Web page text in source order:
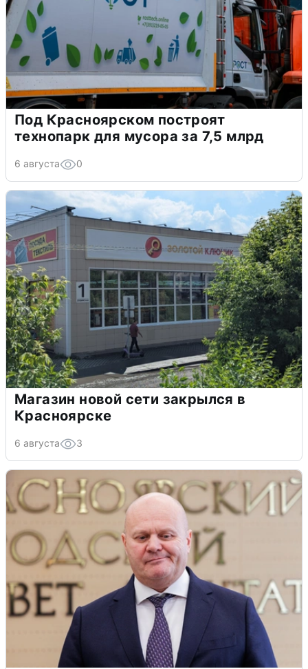
Под Красноярском построят
технопарк для мусора за 7,5 млрд
6 августа 0
Магазин новой сети закрылся в
Красноярске
6 августа 3